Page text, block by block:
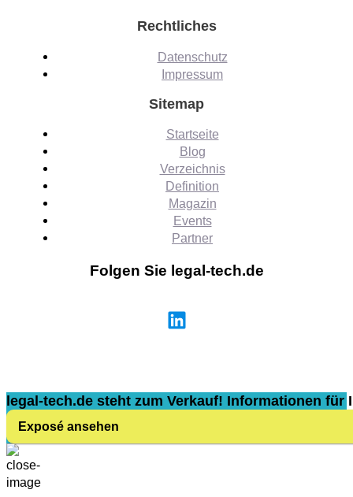
Rechtliches
Datenschutz
Impressum
Sitemap
Startseite
Blog
Verzeichnis
Definition
Magazin
Events
Partner
Folgen Sie legal-tech.de
legal-tech.de steht zum Verkauf! Informationen für
Exposé ansehen